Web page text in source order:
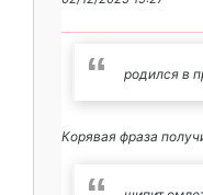
родился в
Корявая фраза